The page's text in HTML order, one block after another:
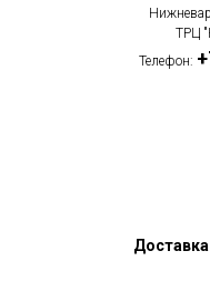
ТРЦ
Телефон: